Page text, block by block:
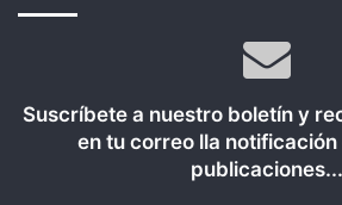
Suscríbete a nuestro boletín y
en tu correo lla
publicaciones...